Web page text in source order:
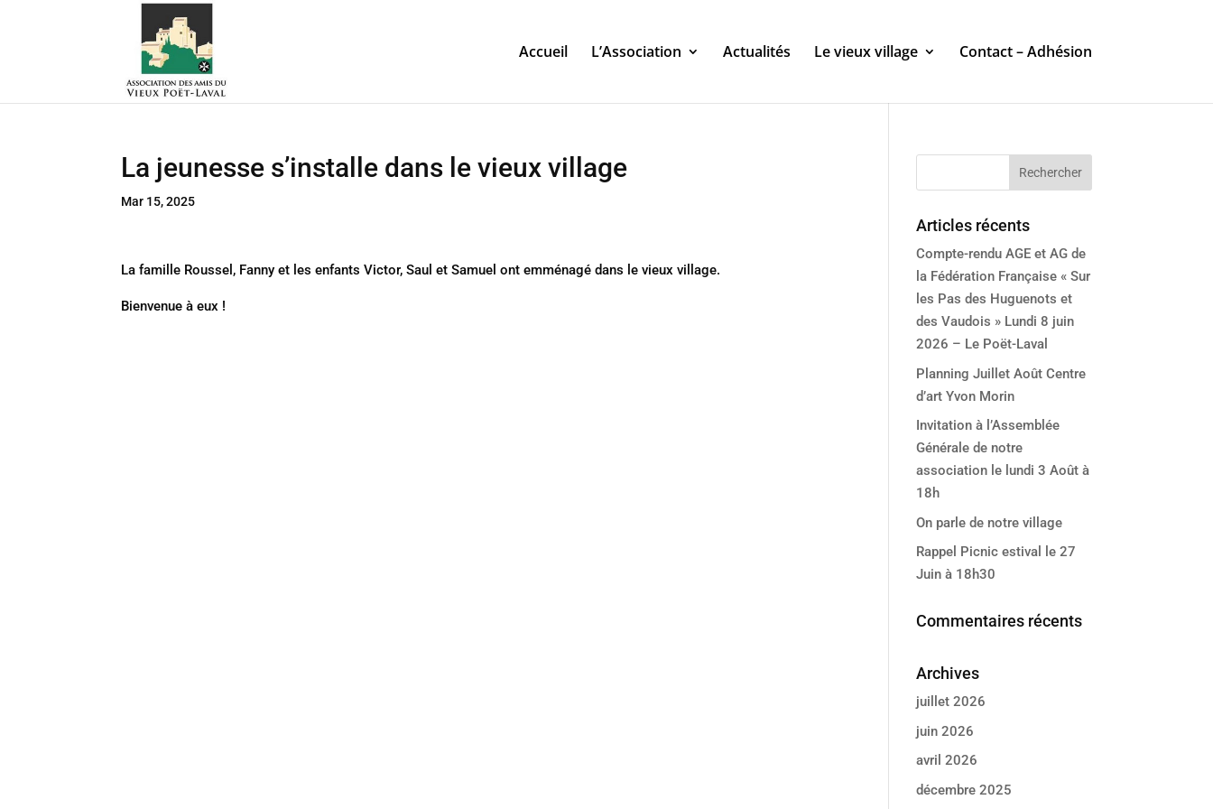
Accueil L’Association Actualités Le vieux village Contact – Adhésion
La jeunesse s’installe dans le vieux village
Mar 15, 2025
La famille Roussel, Fanny et les enfants Victor, Saul et Samuel ont emménagé dans le vieux village.
Bienvenue à eux !
Articles récents
Compte-rendu AGE et AG de
la Fédération Française « Sur
les Pas des Huguenots et
des Vaudois » Lundi 8 juin
2026 – Le Poët-Laval
Planning Juillet Août Centre
d’art Yvon Morin
Invitation à l’Assemblée
Générale de notre
association le lundi 3 Août à
18h
On parle de notre village
Rappel Picnic estival le 27
Juin à 18h30
Commentaires récents
Archives
juillet 2026
juin 2026
avril 2026
décembre 2025